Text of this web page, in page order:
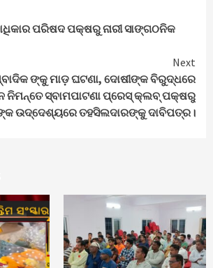
ପରିଷଦ ପକ୍ଷରୁ ନାରୀ ସାଙ୍ଗଠନିକ
Next
ଙ୍କୁ ମାଡ଼ ଘଟଣା, ଦୋଷୀଙ୍କ ବିରୁଦ୍ଧରେ
ନିମନ୍ତେ ସ୍ବାମପାଟଣା ପ୍ରେସ୍ କ୍ଲବ୍ ପକ୍ଷରୁ
ଉଦ୍ଦେଶ୍ୟରେ ତହସିଲଦାରଙ୍କୁ ଦାବିପତ୍ର।